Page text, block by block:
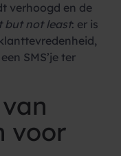
verhoogd en de
but not least: er is
SMS’je ter
voor